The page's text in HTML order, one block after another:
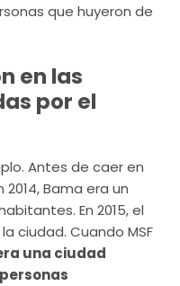
que huyeron de
en las
por el
Antes de caer en
Bama era un
En 2015, el
ciudad. Cuando MSF
una ciudad